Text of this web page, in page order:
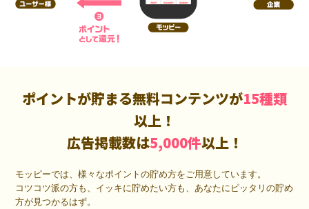
ポイントが貯まる無料コンテンツが15種類
以上！
広告掲載数は5,000件以上！
モッピーでは、様々なポイントの貯め方をご用意しています。
コツコツ派の方も、イッキに貯めたい方も、あなたにピッタリの貯め
方が見つかるはず。